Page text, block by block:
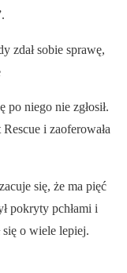
zdał sobie sprawę,
niego nie zgłosił.
i zaoferowała
się, że ma pięć
pokryty pchłami i
się o wiele lepiej.